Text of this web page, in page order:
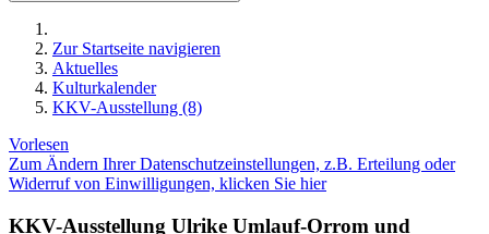
Zur Startseite navigieren
Aktuelles
Kulturkalender
KKV-Ausstellung (8)
Vorlesen
Zum Ändern Ihrer Datenschutzeinstellungen, z.B. Erteilung oder
Widerruf von Einwilligungen, klicken Sie hier
KKV-Ausstellung Ulrike Umlauf-Orrom und